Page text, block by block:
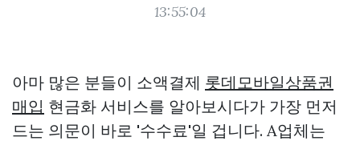
13:55:04
아마 많은 분들이 소액결제 롯데모바일상품권
매입 현금화 서비스를 알아보시다가 가장 먼저
드는 의문이 바로 '수수료'일 겁니다. A업체는